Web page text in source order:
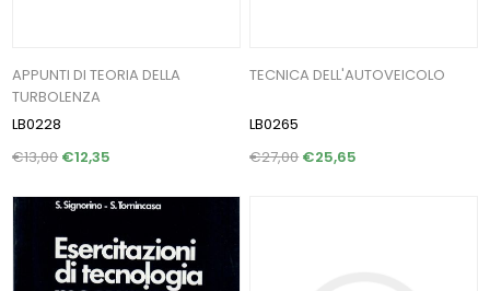
APPUNTI DI TEORIA DELLA
TURBOLENZA
LB0228
€13,00 €12,35
TECNICA DELL'AUTOVEICOLO
LB0265
€27,00€25,65